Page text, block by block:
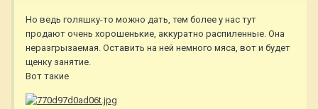
Но ведь голяшку-то можно дать, тем более у нас тут
продают очень хорошенькие, аккуратно распиленные. Она
неразгрызаемая. Оставить на ней немного мяса, вот и будет
щенку занятие.
Вот такие